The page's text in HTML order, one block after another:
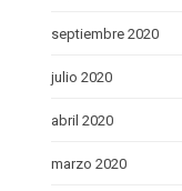
septiembre 2020
julio 2020
abril 2020
marzo 2020